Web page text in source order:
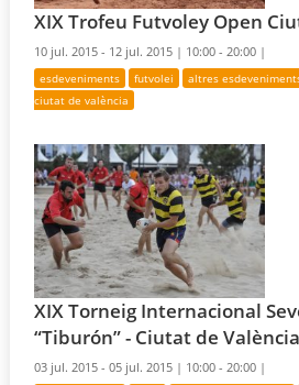
XIX Trofeu Futvoley Open
10 jul. 2015 - 12 jul. 2015 | 10:00 - 20:00 |
esdeveniments futvolei altres
ciutat de valència
XIX Torneig Internacional
“Tiburón” - Ciutat de València
03 jul. 2015 - 05 jul. 2015 | 10:00 - 20:00 |